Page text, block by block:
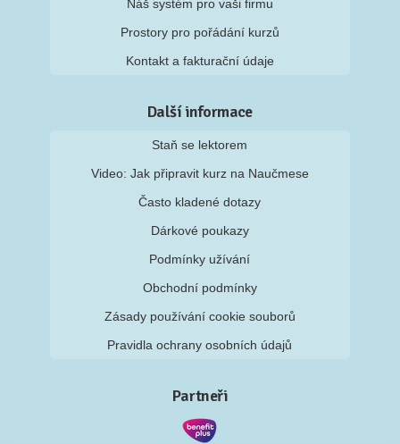
Náš systém pro vaši firmu
Prostory pro pořádání kurzů
Kontakt a fakturační údaje
Další informace
Staň se lektorem
Video: Jak připravit kurz na Naučmese
Často kladené dotazy
Dárkové poukazy
Podmínky užívání
Obchodní podmínky
Zásady používání cookie souborů
Pravidla ochrany osobních údajů
Partneři